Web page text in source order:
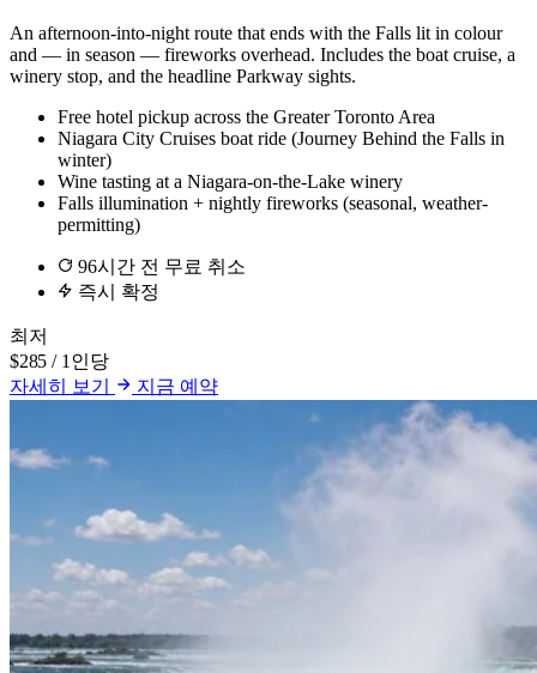
An afternoon-into-night route that ends with the Falls lit in colour
and — in season — fireworks overhead. Includes the boat cruise, a
winery stop, and the headline Parkway sights.
Free hotel pickup across the Greater Toronto Area
Niagara City Cruises boat ride (Journey Behind the Falls in
winter)
Wine tasting at a Niagara-on-the-Lake winery
Falls illumination + nightly fireworks (seasonal, weather-
permitting)
96시간 전 무료 취소
즉시 확정
최저
$285 / 1인당
자세히 보기
지금 예약